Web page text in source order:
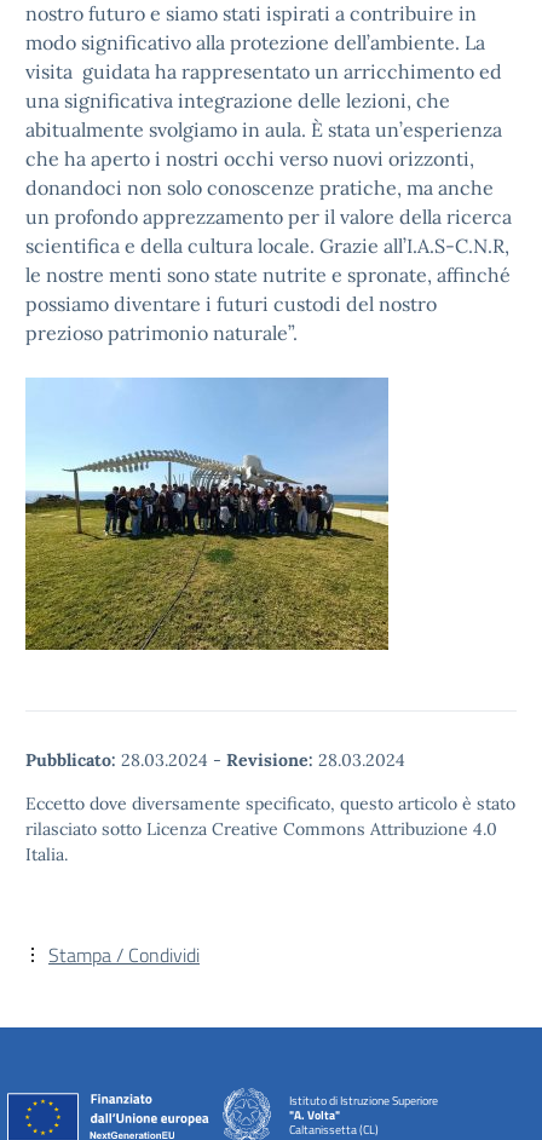
nostro futuro e siamo stati ispirati a contribuire in
modo significativo alla protezione dell’ambiente. La
visita guidata ha rappresentato un arricchimento ed
una significativa integrazione delle lezioni, che
abitualmente svolgiamo in aula. È stata un’esperienza
che ha aperto i nostri occhi verso nuovi orizzonti,
donandoci non solo conoscenze pratiche, ma anche
un profondo apprezzamento per il valore della ricerca
scientifica e della cultura locale. Grazie all’I.A.S-C.N.R,
le nostre menti sono state nutrite e spronate, affinché
possiamo diventare i futuri custodi del nostro
prezioso patrimonio naturale”.
Pubblicato: 28.03.2024 - Revisione: 28.03.2024
Eccetto dove diversamente specificato, questo articolo è stato
rilasciato sotto Licenza Creative Commons Attribuzione 4.0
Italia.
Stampa / Condividi
Istituto di Istruzione Superiore
"A. Volta"
Caltanissetta (CL)